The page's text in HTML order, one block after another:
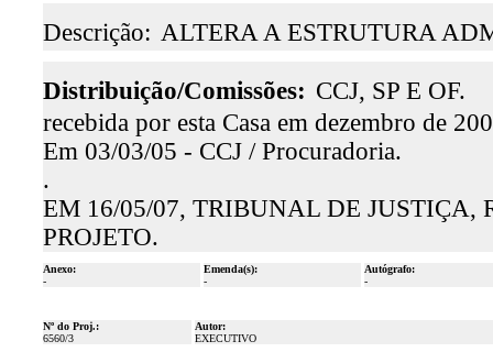
Descrição: ALTERA A ESTRUTURA
Distribuição/Comissões: CCJ, SP E OF.
recebida por esta Casa em dezembro de
Em 03/03/05 - CCJ / Procuradoria.
.
EM 16/05/07, TRIBUNAL DE JUSTIÇA,
PROJETO.
Anexo:
-
Emenda(s):
-
Autógrafo:
-
Nº do Proj.:
6560/3
Autor:
EXECUTIVO